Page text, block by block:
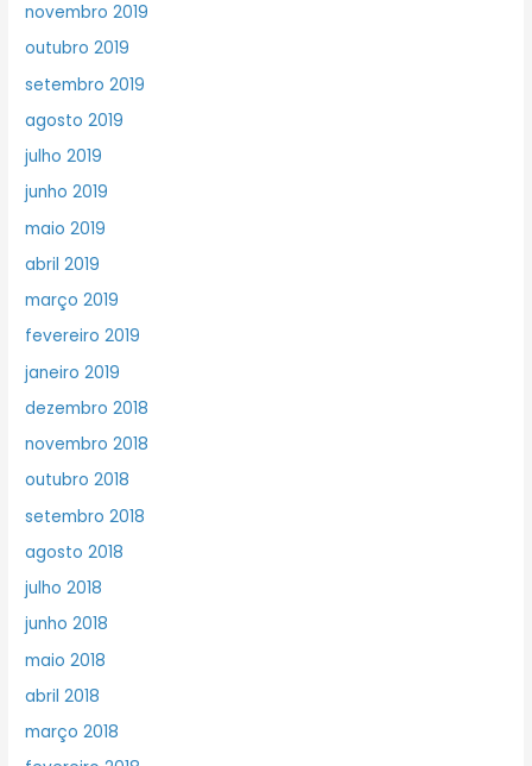
novembro 2019
outubro 2019
setembro 2019
agosto 2019
julho 2019
junho 2019
maio 2019
abril 2019
março 2019
fevereiro 2019
janeiro 2019
dezembro 2018
novembro 2018
outubro 2018
setembro 2018
agosto 2018
julho 2018
junho 2018
maio 2018
abril 2018
março 2018